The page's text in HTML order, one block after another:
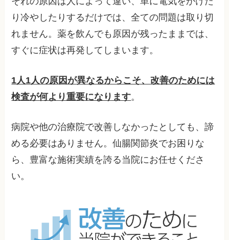
り冷やしたりするだけでは、全ての問題は取り切
れません。薬を飲んでも原因が残ったままでは、
すぐに症状は再発してしまいます。
1人1人の原因が異なるからこそ、改善のためには
検査が何より重要になります。
病院や他の治療院で改善しなかったとしても、諦
める必要はありません。仙腸関節炎でお困りな
ら、豊富な施術実績を誇る当院にお任せくださ
い。